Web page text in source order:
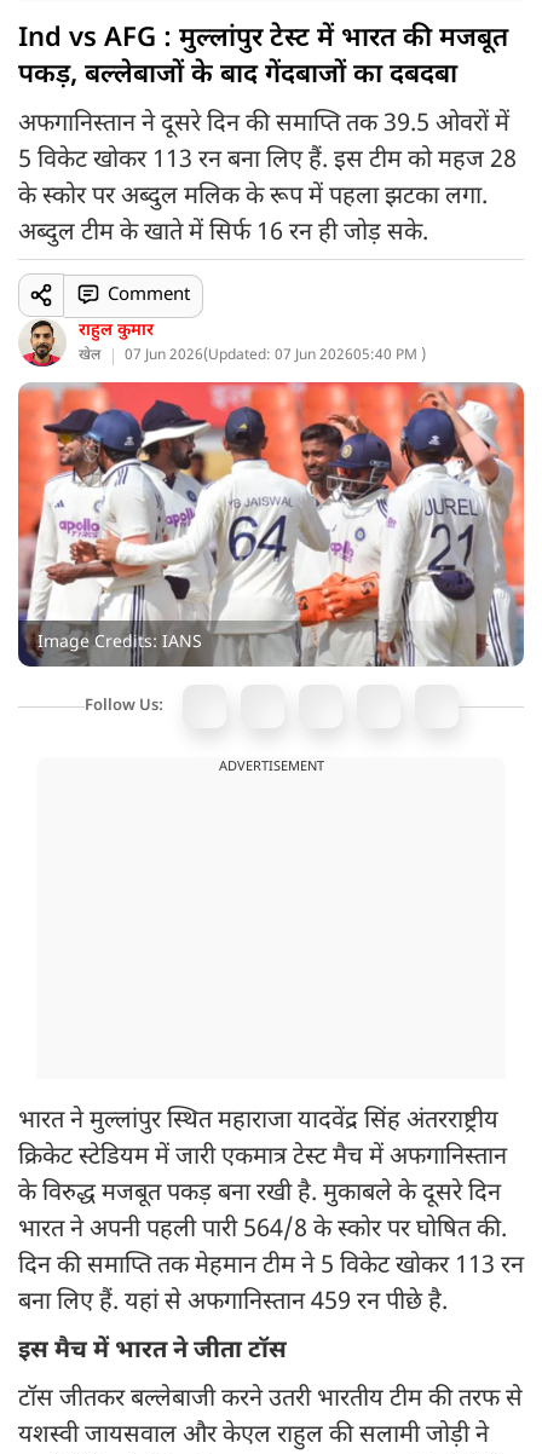
Ind vs AFG : मुल्लांपुर टेस्ट में भारत की मजबूत
पकड़, बल्लेबाजों के बाद गेंदबाजों का दबदबा
अफगानिस्तान ने दूसरे दिन की समाप्ति तक 39.5 ओवरों में
5 विकेट खोकर 113 रन बना लिए हैं. इस टीम को महज 28
के स्कोर पर अब्दुल मलिक के रूप में पहला झटका लगा.
अब्दुल टीम के खाते में सिर्फ 16 रन ही जोड़ सके.
राहुल कुमार
खेल 07 Jun 2026(Updated: 07 Jun 202605:40 PM )
Comment
Image Credits: IANS
Follow Us:
ADVERTISEMENT
भारत ने मुल्लांपुर स्थित महाराजा यादवेंद्र सिंह अंतरराष्ट्रीय
क्रिकेट स्टेडियम में जारी एकमात्र टेस्ट मैच में अफगानिस्तान
के विरुद्ध मजबूत पकड़ बना रखी है. मुकाबले के दूसरे दिन
भारत ने अपनी पहली पारी 564/8 के स्कोर पर घोषित की.
दिन की समाप्ति तक मेहमान टीम ने 5 विकेट खोकर 113 रन
बना लिए हैं. यहां से अफगानिस्तान 459 रन पीछे है.
इस मैच में भारत ने जीता टॉस
टॉस जीतकर बल्लेबाजी करने उतरी भारतीय टीम की तरफ से
यशस्वी जायसवाल और केएल राहुल की सलामी जोड़ी ने